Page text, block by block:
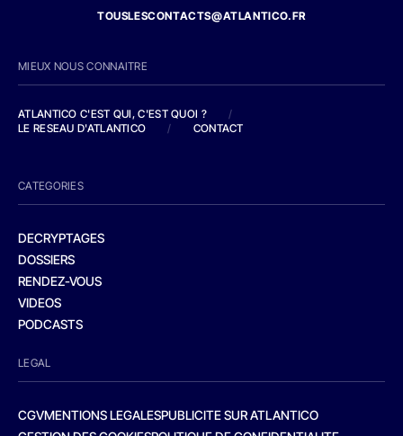
TOUSLESCONTACTS@ATLANTICO.FR
MIEUX NOUS CONNAITRE
ATLANTICO C'EST QUI, C'EST QUOI ?
/
LE RESEAU D'ATLANTICO
/ CONTACT
CATEGORIES
DECRYPTAGES
DOSSIERS
RENDEZ-VOUS
VIDEOS
PODCASTS
LEGAL
CGVMENTIONS LEGALESPUBLICITE SUR ATLANTICO